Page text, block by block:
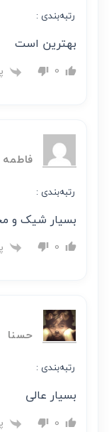
رتبه‌بندی :
بهترین است
0
فاطمه
رتبه‌بندی :
بسیار شیک و
0
حسنا
رتبه‌بندی :
بسیار عالی
0